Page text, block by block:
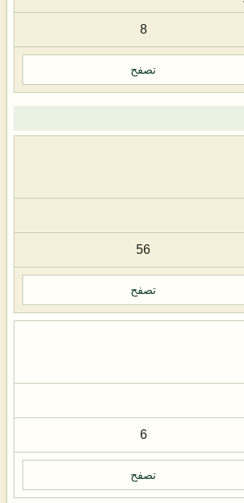
8
تصفح
56
تصفح
6
تصفح